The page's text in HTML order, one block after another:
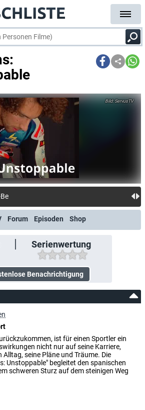
ServusTV
Forum Episoden Shop
Serienwertung
ist für einen Sportler ein
nicht nur auf seine Karriere,
seine Pläne und Träume. Die
Unstoppable" begleitet den spanischen
schweren Sturz auf dem steinigen Weg